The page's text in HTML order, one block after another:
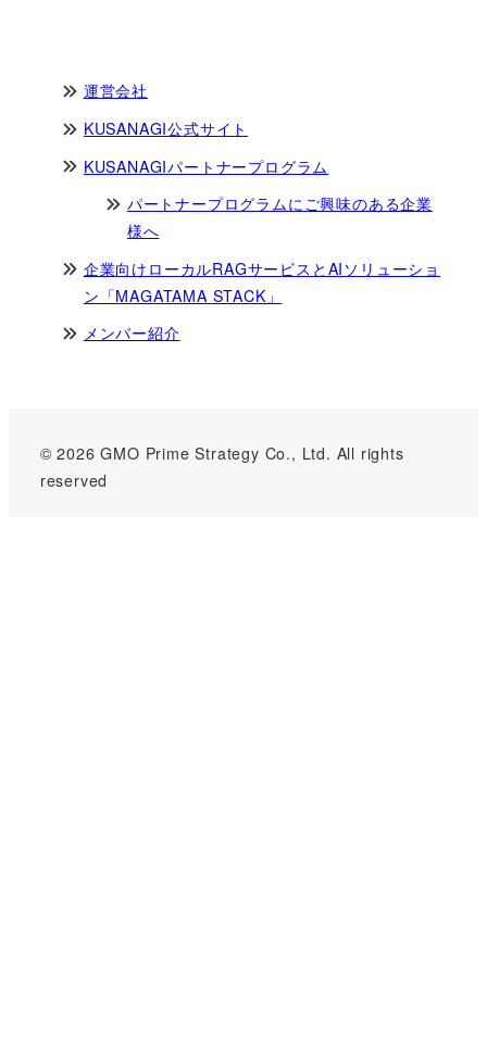
運営会社
KUSANAGI公式サイト
KUSANAGIパートナープログラム
パートナープログラムにご興味のある企業
様へ
企業向けローカルRAGサービスとAIソリューショ
ン「MAGATAMA STACK」
メンバー紹介
© 2026 GMO Prime Strategy Co., Ltd. All rights
reserved